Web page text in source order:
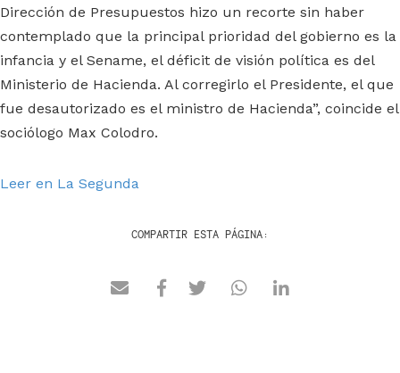
Dirección de Presupuestos hizo un recorte sin haber
contemplado que la principal prioridad del gobierno es la
infancia y el Sename, el déficit de visión política es del
Ministerio de Hacienda. Al corregirlo el Presidente, el que
fue desautorizado es el ministro de Hacienda”, coincide el
sociólogo Max Colodro.
Leer en La Segunda
COMPARTIR ESTA PÁGINA: